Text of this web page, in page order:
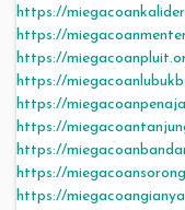
https://
https://
https://
https://
https://
https://
https://
https://
https://